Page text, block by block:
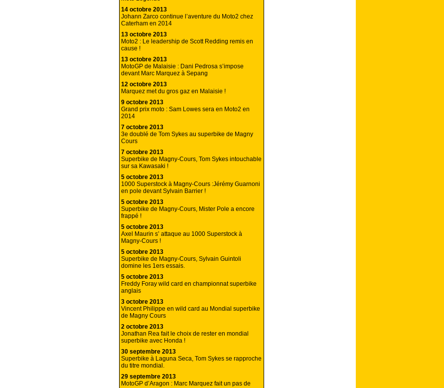
14 octobre 2013
Johann Zarco continue l’aventure du Moto2 chez
Caterham en 2014
13 octobre 2013
Moto2 : Le leadership de Scott Redding remis en
cause !
13 octobre 2013
MotoGP de Malaisie : Dani Pedrosa s’impose
devant Marc Marquez à Sepang
12 octobre 2013
Marquez met du gros gaz en Malaisie !
9 octobre 2013
Grand prix moto : Sam Lowes sera en Moto2 en
2014
7 octobre 2013
3e doublé de Tom Sykes au superbike de Magny
Cours
7 octobre 2013
Superbike de Magny-Cours, Tom Sykes intouchable
sur sa Kawasaki !
5 octobre 2013
1000 Superstock à Magny-Cours :Jérémy Guarnoni
en pole devant Sylvain Barrier !
5 octobre 2013
Superbike de Magny-Cours, Mister Pole a encore
frappé !
5 octobre 2013
Axel Maurin s’ attaque au 1000 Superstock à
Magny-Cours !
5 octobre 2013
Superbike de Magny-Cours, Sylvain Guintoli
domine les 1ers essais.
5 octobre 2013
Freddy Foray wild card en championnat superbike
anglais
3 octobre 2013
Vincent Philippe en wild card au Mondial superbike
de Magny Cours
2 octobre 2013
Jonathan Rea fait le choix de rester en mondial
superbike avec Honda !
30 septembre 2013
Superbike à Laguna Seca, Tom Sykes se rapproche
du titre mondial.
29 septembre 2013
MotoGP d’Aragon : Marc Marquez fait un pas de